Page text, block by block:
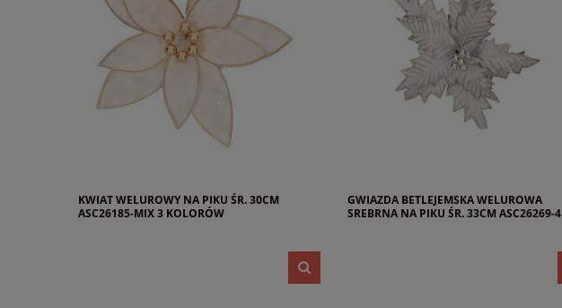
KWIAT WELUROWY NA PIKU ŚR. 30CM
ASC26185-MIX 3 KOLORÓW
GWIAZDA BETLEJEMSKA WELUROWA
SREBRNA NA PIKU ŚR. 33CM ASC26269-4